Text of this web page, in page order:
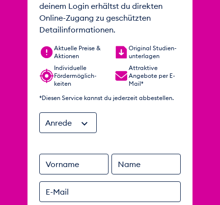
deinem Login erhältst du direkten
Online-Zugang zu geschützten
Detailinformationen.
Aktuelle Preise &
Aktionen
Original Studien­
unterlagen
Individuelle
Förder­möglich­
keiten
Attraktive
Angebote per E-
Mail*
*Diesen Service kannst du jederzeit abbestellen.
Anrede
Vorname Name
E-Mail